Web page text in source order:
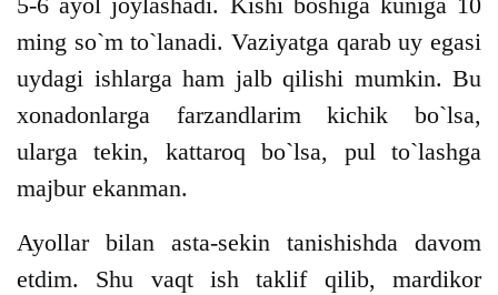
ming so`m to`lanadi. Vaziyatga qarab uy egasi
uydagi ishlarga ham jalb qilishi mumkin. Bu
xonadonlarga farzandlarim kichik bo`lsa,
ularga tekin, kattaroq bo`lsa, pul to`lashga
majbur ekanman.
Ayollar bilan asta-sekin tanishishda davom
etdim. Shu vaqt ish taklif qilib, mardikor